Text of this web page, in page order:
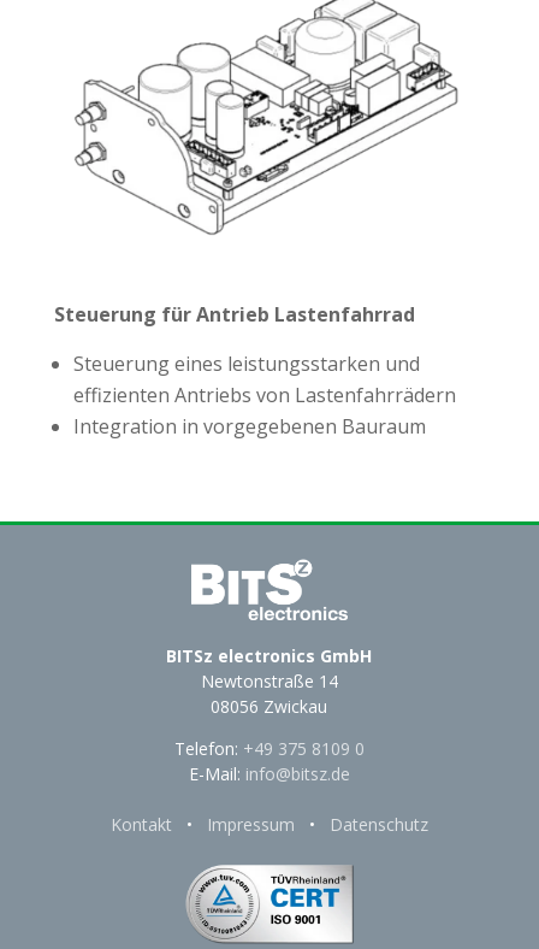
Steuerung für Antrieb Lastenfahrrad
Steuerung eines leistungsstarken und
effizienten Antriebs von Lastenfahrrädern
Integration in vorgegebenen Bauraum
BITSz electronics GmbH
Newtonstraße 14
08056 Zwickau
Telefon: +49 375 8109 0
E-Mail: info@bitsz.de
Kontakt • Impressum • Datenschutz